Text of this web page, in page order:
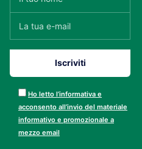
Ho letto l’informativa e
acconsento all’invio del materiale
informativo e promozionale a
mezzo email